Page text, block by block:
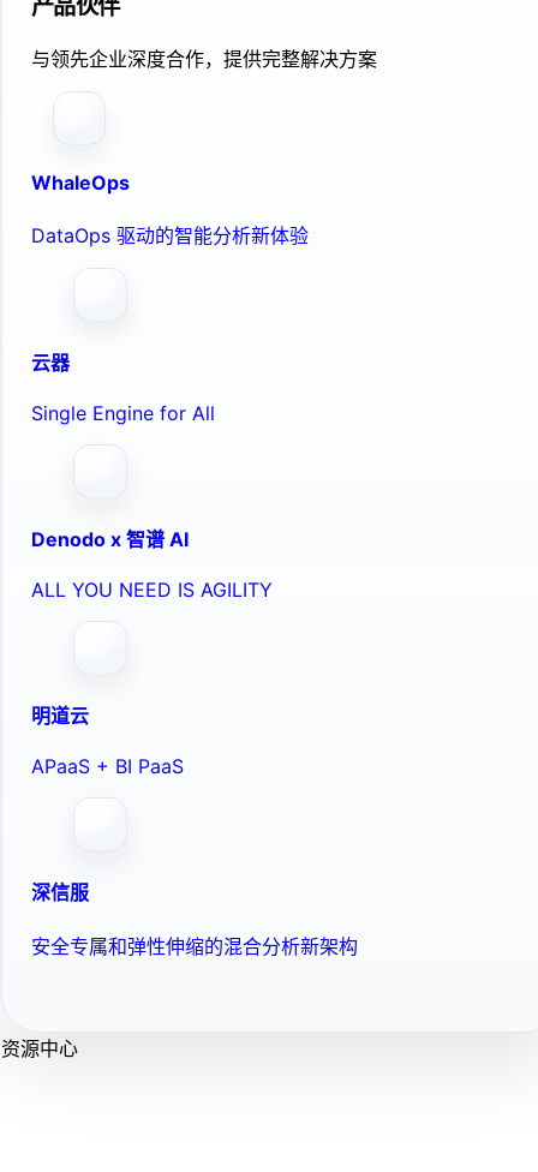
产品伙伴
与领先企业深度合作，提供完整解决方案
WhaleOps
DataOps 驱动的智能分析新体验
云器
Single Engine for All
Denodo x 智谱 AI
ALL YOU NEED IS AGILITY
明道云
APaaS + BI PaaS
深信服
安全专属和弹性伸缩的混合分析新架构
资源中心